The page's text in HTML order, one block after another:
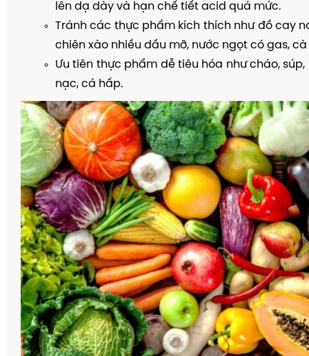
lên dạ dày và hạn chế tiết acid quá mức.
Tránh các thực phẩm kích thích như đồ cay
chiên xào nhiều dầu mỡ, nước ngọt có gas, cà
Ưu tiên thực phẩm dễ tiêu hóa như cháo,
nạc, cá hấp.